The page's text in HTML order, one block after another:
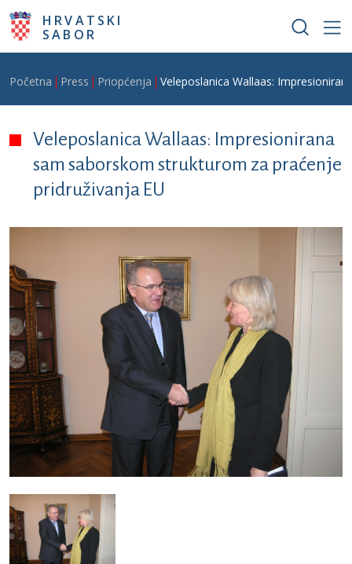
Skoči na glavni sadržaj
HRVATSKI
SABOR
Breadcrumb
Početna Press Priopćenja Veleposlanica Wallaas:
Veleposlanica Wallaas: Impresionirana
sam saborskom strukturom za praćenje
pridruživanja EU